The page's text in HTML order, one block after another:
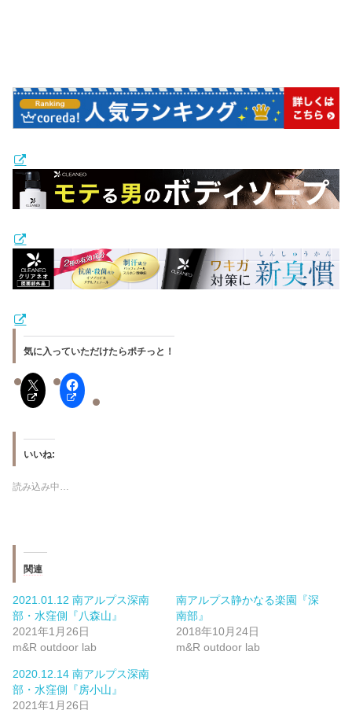
気に入っていただけたらポチっと！
いいね:
読み込み中…
関連
2021.01.12 南アルプス深南
部・水窪側『八森山』
2021年1月26日
m&R outdoor lab
南アルプス静かなる楽園『深
南部』
2018年10月24日
m&R outdoor lab
2020.12.14 南アルプス深南
部・水窪側『房小山』
2021年1月26日